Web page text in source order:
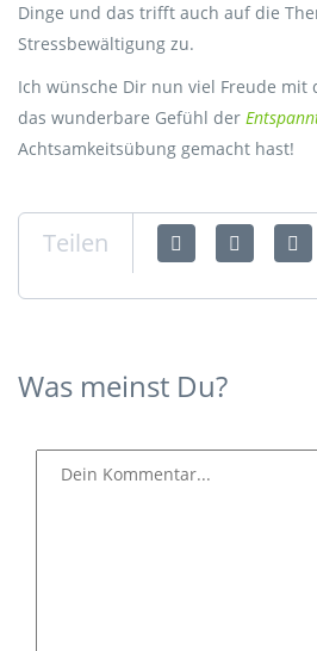
Dinge und das trifft auch auf die
Stressbewältigung zu.
Ich wünsche Dir nun viel Freude mit
das wunderbare Gefühl der
Achtsamkeitsübung gemacht hast!
Teilen
Was meinst Du?